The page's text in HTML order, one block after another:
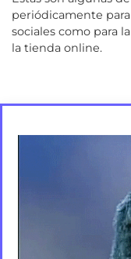
periódicamente para
sociales como para
la tienda online.